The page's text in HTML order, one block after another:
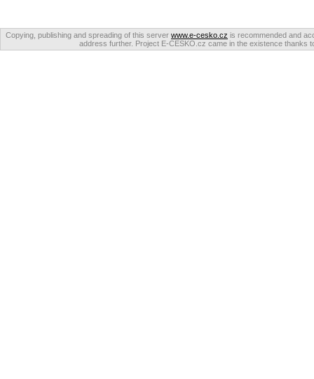
Copying, publishing and spreading of this server www.e-cesko.cz is recommended and
address further. Project E-CESKO.cz came in the existence thanks